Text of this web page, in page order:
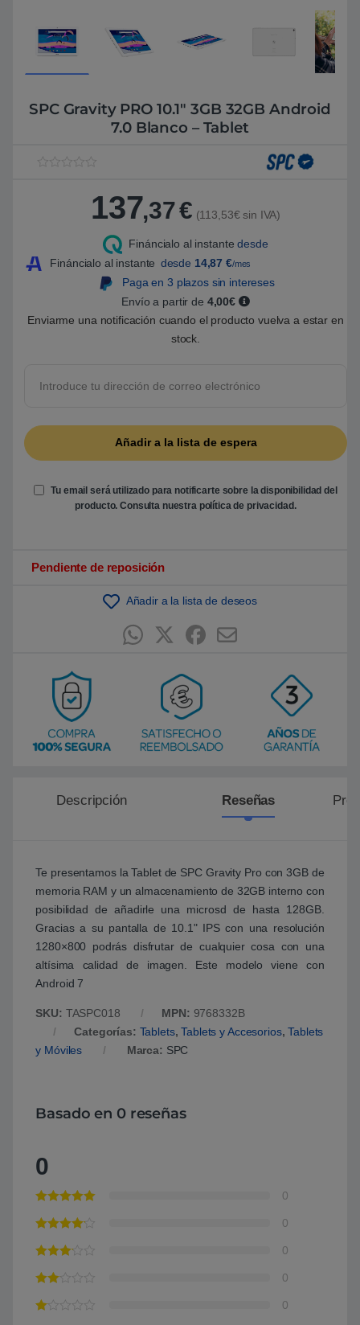
SPC Gravity PRO 10.1″ 3GB 32GB Android
7.0 Blanco – Tablet
o
5
s
o
b
a
d
n
u
n
ó
n
137,37€ (113,53€ sin IVA)
Fináncialo al instante desde
Fináncialo al instante desde 14,87 €/mes
Paga en 3 plazos sin intereses
Envío a partir de 4,00€
Enviarme una notificación cuando el producto vuelva a estar en
stock.
Tu email será utilizado para notificarte sobre la disponibilidad del
producto. Consulta nuestra política de privacidad.
Pendiente de reposición
Añadir a la lista de deseos
Descripción Reseñas
Te presentamos la Tablet de SPC Gravity Pro con 3GB de
memoria RAM y un almacenamiento de 32GB interno con
posibilidad de añadirle una microsd de hasta 128GB.
Gracias a su pantalla de 10.1" IPS con una resolución
1280×800 podrás disfrutar de cualquier cosa con una
altísima calidad de imagen. Este modelo viene con
Android 7
SKU: TASPC018 MPN: 9768332B
Categorías: Tablets,Tablets y Accesorios,Tablets
y Móviles
Marca: SPC
Basado en 0 reseñas
0
0
0
0
0
0